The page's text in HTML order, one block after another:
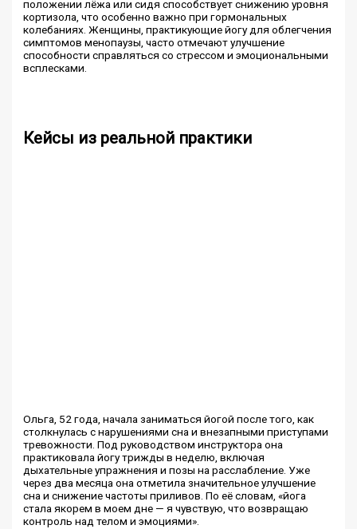
положении лёжа или сидя способствует снижению уровня
кортизола, что особенно важно при гормональных
колебаниях. Женщины, практикующие йогу для облегчения
симптомов менопаузы, часто отмечают улучшение
способности справляться со стрессом и эмоциональными
всплесками.
Кейсы из реальной практики
Ольга, 52 года, начала заниматься йогой после того, как
столкнулась с нарушениями сна и внезапными приступами
тревожности. Под руководством инструктора она
практиковала йогу трижды в неделю, включая
дыхательные упражнения и позы на расслабление. Уже
через два месяца она отметила значительное улучшение
сна и снижение частоты приливов. По её словам, «йога
стала якорем в моем дне — я чувствую, что возвращаю
контроль над телом и эмоциями».